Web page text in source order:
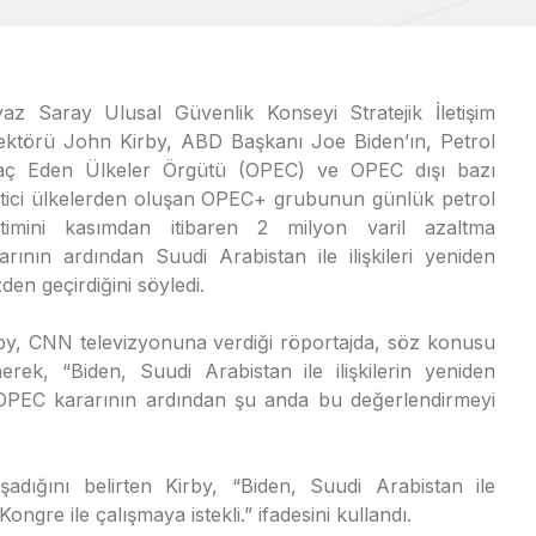
Saray Ulusal Güvenlik Konseyi Stratejik İletişim
John Kirby, ABD Başkanı Joe Biden’ın, Petrol
Eden Ülkeler Örgütü (OPEC) ve OPEC dışı bazı
ülkelerden oluşan OPEC+ grubunun günlük petrol
kasımdan itibaren 2 milyon varil azaltma
ardından Suudi Arabistan ile ilişkileri yeniden
geçirdiğini söyledi.
CNN televizyonuna verdiği röportajda, söz konusu
“Biden, Suudi Arabistan ile ilişkilerin yeniden
kararının ardından şu anda bu değerlendirmeyi
belirten Kirby, “Biden, Suudi Arabistan ile
ile çalışmaya istekli.” ifadesini kullandı.